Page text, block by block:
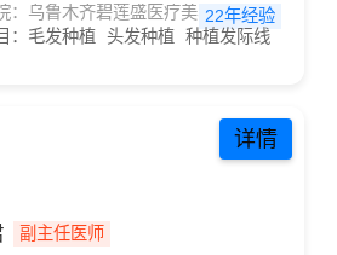
22年经验
出诊医院：乌鲁木齐碧莲盛医疗美容诊所
： 毛发种植 头发种植 种植发际线
副主任医师
详情